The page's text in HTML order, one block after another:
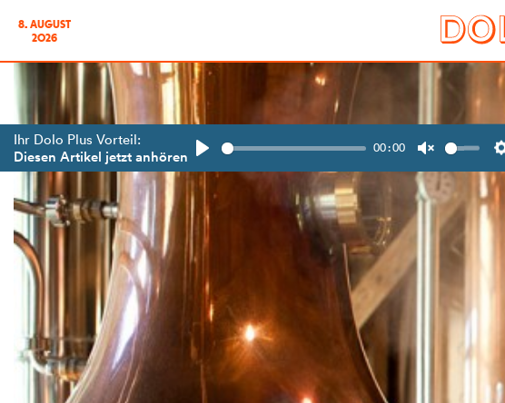
8. AUGUST
2026
Ihr Dolo Plus Vorteil:
Diesen Artikel jetzt anhören 00:00